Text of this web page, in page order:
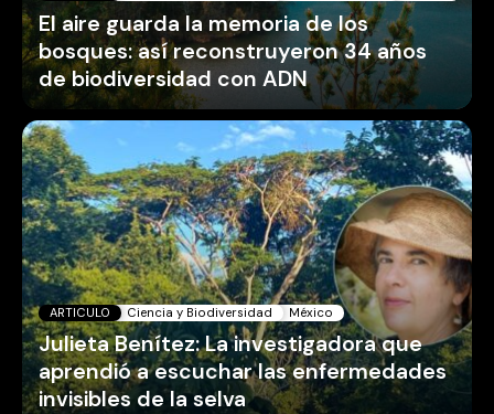
El aire guarda la memoria de los
bosques: así reconstruyeron 34 años
de biodiversidad con ADN
ARTICULO Ciencia y Biodiversidad México
Julieta Benítez: La investigadora que
aprendió a escuchar las enfermedades
invisibles de la selva